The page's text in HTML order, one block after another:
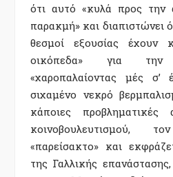
ότι αυτό «κυλά προς την
παρακμή» και διαπιστώνει
θεσμοί εξουσίας έχουν
οικόπεδα» για
«χαροπαλαίοντας μές σ’
σιχαμένο νεκρό
κάποιες
κοινοβουλευτισμού,
«παρείσακτο» και
της Γαλλικής